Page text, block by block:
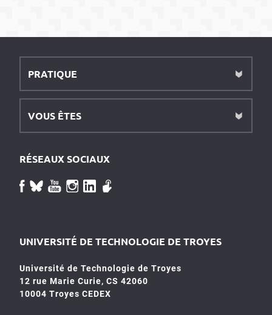
PRATIQUE
VOUS ÊTES
RÉSEAUX SOCIAUX
UNIVERSITÉ DE TECHNOLOGIE DE TROYES
Université de Technologie de Troyes
12 rue Marie Curie, CS 42060
10004 Troyes CEDEX